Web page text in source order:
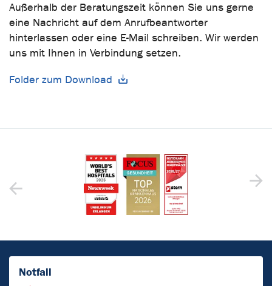
Außerhalb der Beratungszeit können Sie uns gerne
eine Nachricht auf dem Anrufbeantworter
hinterlassen oder eine E-Mail schreiben. Wir werden
uns mit Ihnen in Verbindung setzen.
Folder zum Download
Notfall